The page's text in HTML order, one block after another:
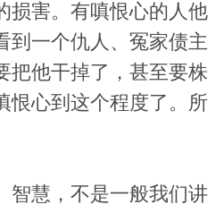
损害。有嗔恨心的人他
到一个仇人、冤家债主
把他干掉了，甚至要株
心到这个程度了。所
智慧，不是一般我们讲